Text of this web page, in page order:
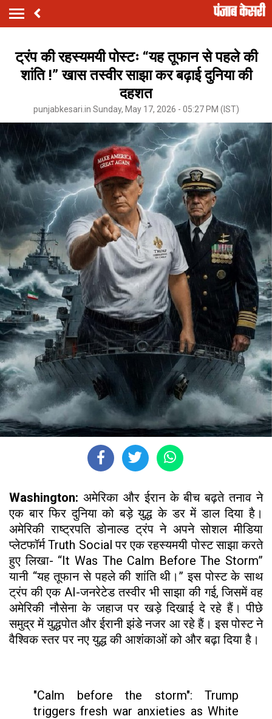
ट्रंप की रहस्यमयी पोस्टः “यह तूफान से पहले की
शांति !” खास तस्वीर साझा कर बढ़ाई दुनिया की
दहशत
punjabkesari.in Sunday, May 17, 2026 - 05:27 PM (IST)
Washington: अमेरिका और ईरान के बीच बढ़ते तनाव ने
एक बार फिर दुनिया को बड़े युद्ध के डर में डाल दिया है।
अमेरिकी राष्ट्रपति डोनाल्ड ट्रंप ने अपने सोशल मीडिया
प्लेटफॉर्म Truth Social पर एक रहस्यमयी पोस्ट साझा करते
हुए लिखा- “It Was The Calm Before The Storm”
यानी “यह तूफान से पहले की शांति थी।” इस पोस्ट के साथ
ट्रंप की एक AI-जनरेटेड तस्वीर भी साझा की गई, जिसमें वह
अमेरिकी नौसेना के जहाज पर खड़े दिखाई दे रहे हैं। पीछे
समुद्र में युद्धपोत और ईरानी झंडे नजर आ रहे हैं। इस पोस्ट ने
वैश्विक स्तर पर नए युद्ध की आशंकाओं को और बढ़ा दिया है।
"Calm before the storm": Trump
triggers fresh war anxieties as White